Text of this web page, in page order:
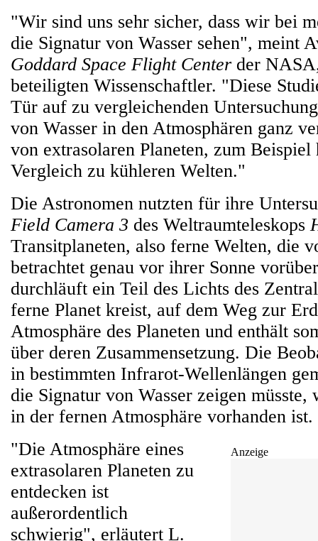
"Wir sind uns sehr sicher, dass wir bei
die Signatur von Wasser sehen", meint
Goddard Space Flight Center der
beteiligten Wissenschaftler. "Diese
Tür auf zu vergleichenden
von Wasser in den Atmosphären ganz
von extrasolaren Planeten, zum Beispiel
Vergleich zu kühleren Welten."
Die Astronomen nutzten für ihre
Field Camera 3 des Weltraumteleskops
Transitplaneten, also ferne Welten, die
betrachtet genau vor ihrer Sonne
durchläuft ein Teil des Lichts des
ferne Planet kreist, auf dem Weg zur
Atmosphäre des Planeten und enthält
über deren Zusammensetzung. Die
in bestimmten Infrarot-Wellenlängen
die Signatur von Wasser zeigen müsste,
in der fernen Atmosphäre vorhanden ist.
Anzeige
"Die Atmosphäre eines
extrasolaren Planeten zu
entdecken ist
außerordentlich
schwierig", erläutert L.